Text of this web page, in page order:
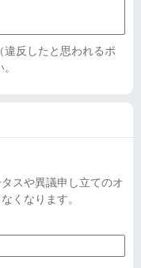
違反したと思われるポ
スや異議申し立てのオ
くなります。